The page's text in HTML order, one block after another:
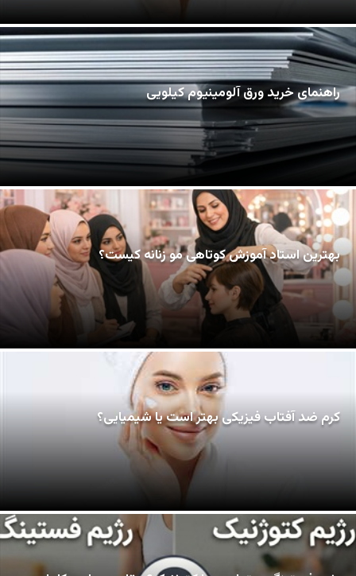
راهنمای خرید ورق آلومینیوم کیلویی
بهترین استاد آموزش کوتاهی مو زنانه کیست؟
کرم ضد آفتاب فیزیکی بهتر است یا شیمیایی؟